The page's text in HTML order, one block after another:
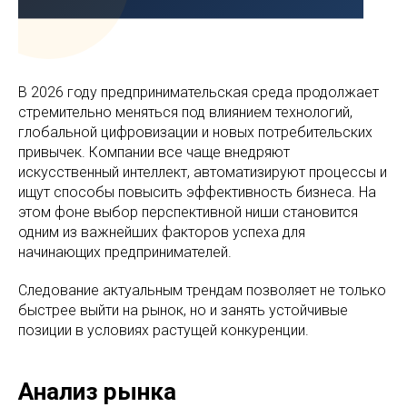
В 2026 году предпринимательская среда продолжает
стремительно меняться под влиянием технологий,
глобальной цифровизации и новых потребительских
привычек. Компании все чаще внедряют
искусственный интеллект, автоматизируют процессы и
ищут способы повысить эффективность бизнеса. На
этом фоне выбор перспективной ниши становится
одним из важнейших факторов успеха для
начинающих предпринимателей.
Следование актуальным трендам позволяет не только
быстрее выйти на рынок, но и занять устойчивые
позиции в условиях растущей конкуренции.
Анализ рынка